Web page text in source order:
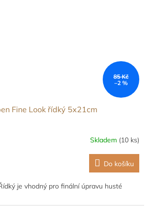
85 Kč
–2 %
Fine Look řídký 5x21cm
Skladem (10 ks)
Do košíku
je vhodný pro finální úpravu husté